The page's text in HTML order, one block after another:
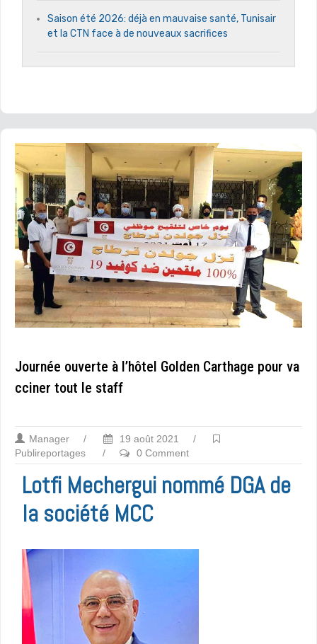
Saison été 2026: déjà en mauvaise santé, Tunisair
et la CTN face à de nouveaux sacrifices
Journée ouverte à l’hôtel Golden Carthage pour va
cciner tout le staff
Manager / 19 août 2021
/
Publireportages
/ 0 Comment
Lotfi Mechergui nommé DGA de
la société MCC